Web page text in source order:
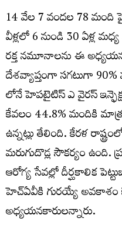
14 వేల 7 వందల 78
వీళ్లలో 6 నుండి 30 ఏళ్ల
రక్త నమూనాలను ఈ
దేశవ్యాప్తంగా సగటుగా
లోనే హెపటైటిస్ ఎ వైరస్‌
కేవలం 44.8% మందికి
ఉన్నట్లు తేలింది. కేరళ
మరుగుదొడ్ల సౌకర్యం ఉంది.
ఆరోగ్య సేవల్లో దీర్ఘకాలిక
హెచ్ఏవీకి గురయ్యే అవకాశం
అధ్యయనకారులన్నారు.